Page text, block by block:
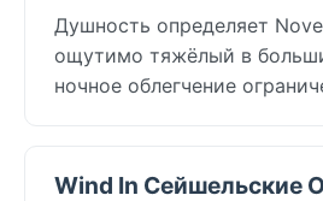
Душность определяет
ощутимо тяжёлый в
ночное облегчение
Wind In Сейшельские